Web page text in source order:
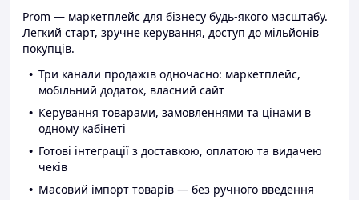
Prom — маркетплейс для бізнесу будь-якого масштабу.
Легкий старт, зручне керування, доступ до мільйонів
покупців.
Три канали продажів одночасно: маркетплейс,
мобільний додаток, власний сайт
Керування товарами, замовленнями та цінами в
одному кабінеті
Готові інтеграції з доставкою, оплатою та видачею
чеків
Масовий імпорт товарів — без ручного введення